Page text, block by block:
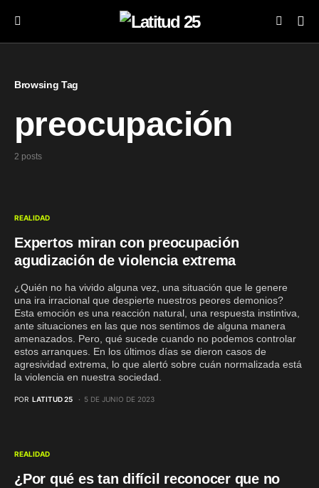
Browsing Tag
preocupación
2 posts
REALIDAD
Expertos miran con preocupación
agudización de violencia extrema
¿Quién no ha vivido alguna vez, una situación que le genere
una ira irracional que despierte nuestros peores demonios?
Esta emoción es una reacción natural, una respuesta instintiva,
ante situaciones en las que nos sentimos de alguna manera
amenazados. Pero, qué sucede cuando no podemos controlar
estos arranques. En los últimos días se dieron casos de
agresividad extrema, lo que alertó sobre cuán normalizada está
la violencia en nuestra sociedad.
POR LATITUD 25 5 DE JUNIO DE 2023
REALIDAD
¿Por qué es tan difícil reconocer que no